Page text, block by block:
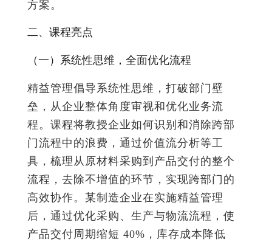
方案。
二、课程亮点
（一）系统性思维，全面优化流程
精益管理倡导系统性思维，打破部门壁
垒，从企业整体角度审视和优化业务流
程。课程将教授企业如何识别和消除跨部
门流程中的浪费，通过价值流分析等工
具，梳理从原材料采购到产品交付的整个
流程，去除不增值的环节，实现跨部门的
高效协作。某制造企业在实施精益管理
后，通过优化采购、生产与物流流程，使
产品交付周期缩短 40%，库存成本降低